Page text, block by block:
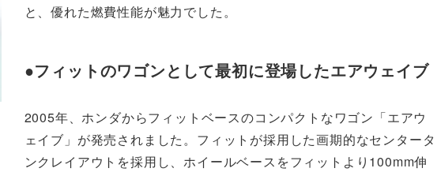
と、優れた燃費性能が魅力でした。
●フィットのワゴンとして最初に登場したエアウェイブ
2005年、ホンダからフィットベースのコンパクトなワゴン「エアウ
ェイブ」が発売されました。フィットが採用した画期的なセンタータ
ンクレイアウトを採用し、ホイールベースをフィットより100mm伸